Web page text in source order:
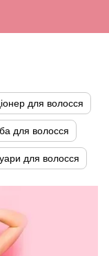
для волосся
для волосся
для волосся